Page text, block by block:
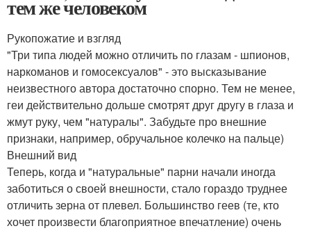
тем же человеком
Рукопожатие и взгляд
"Три типа людей можно отличить по глазам - шпионов,
наркоманов и гомосексуалов" - это высказывание
неизвестного автора достаточно спорно. Тем не менее,
геи действительно дольше смотрят друг другу в глаза и
жмут руку, чем "натуралы". Забудьте про внешние
признаки, например, обручальное колечко на пальце)
Внешний вид
Теперь, когда и "натуральные" парни начали иногда
заботиться о своей внешности, стало гораздо труднее
отличить зерна от плевел. Большинство геев (те, кто
хочет произвести благоприятное впечатление) очень